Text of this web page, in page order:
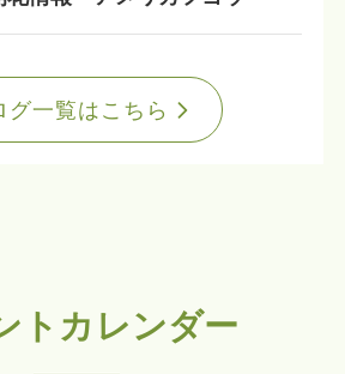
グ一覧はこちら
トカレンダー